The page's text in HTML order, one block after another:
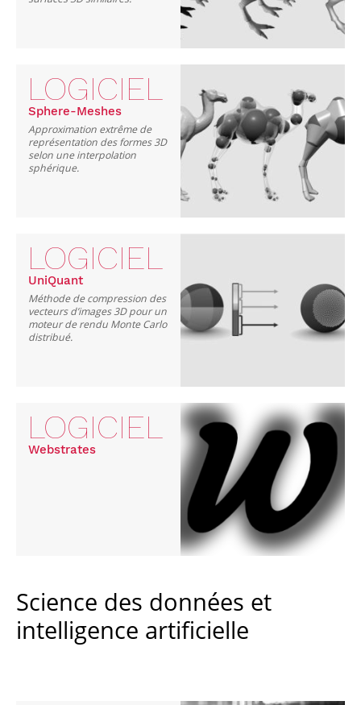
LOGICIEL
Sphere-Meshes
Approximation extrême de
représentation des formes 3D
selon une interpolation
sphérique.
LOGICIEL
UniQuant
Méthode de compression des
vecteurs d’images 3D pour un
moteur de rendu Monte Carlo
distribué.
LOGICIEL
Webstrates
Science des données et
intelligence artificielle